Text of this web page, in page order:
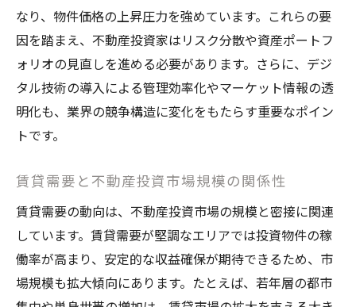
なり、物件価格の上昇圧力を強めています。これらの要
因を踏まえ、不動産投資家はリスク分散や資産ポートフ
ォリオの見直しを進める必要があります。さらに、デジ
タル技術の導入による管理効率化やマーケット情報の透
明化も、業界の競争構造に変化をもたらす重要なポイン
トです。
賃貸需要と不動産投資市場規模の関係性
賃貸需要の動向は、不動産投資市場の規模と密接に関連
しています。賃貸需要が堅調なエリアでは投資物件の稼
働率が高まり、安定的な収益確保が期待できるため、市
場規模も拡大傾向にあります。たとえば、若年層の都市